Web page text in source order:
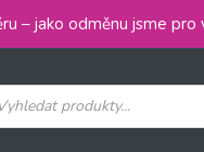
– jako odměnu jsme